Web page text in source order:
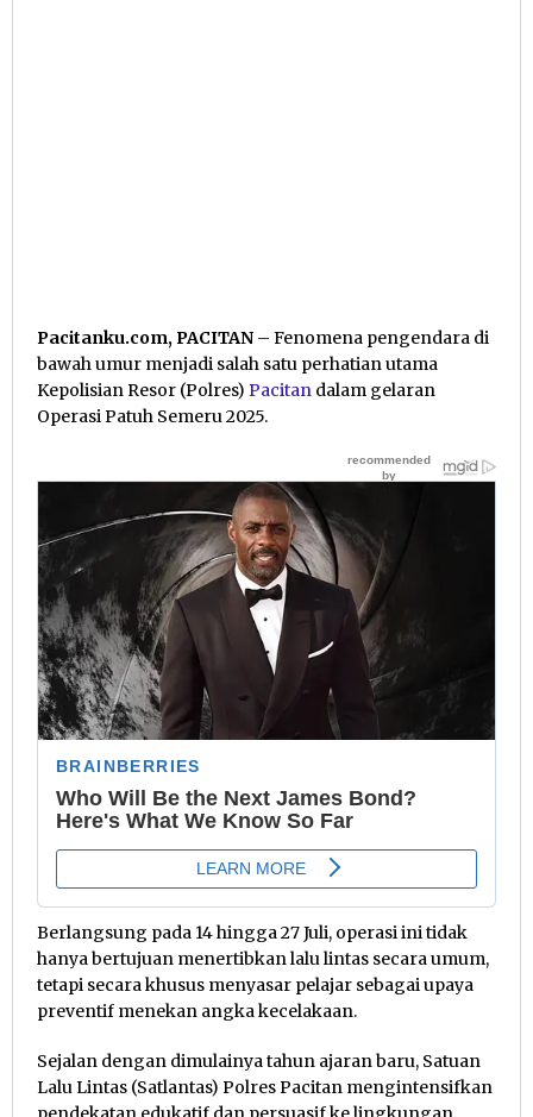
Pacitanku.com, PACITAN – Fenomena pengendara di
bawah umur menjadi salah satu perhatian utama
Kepolisian Resor (Polres) Pacitan dalam gelaran
Operasi Patuh Semeru 2025.
Berlangsung pada 14 hingga 27 Juli, operasi ini tidak
hanya bertujuan menertibkan lalu lintas secara umum,
tetapi secara khusus menyasar pelajar sebagai upaya
preventif menekan angka kecelakaan.
Sejalan dengan dimulainya tahun ajaran baru, Satuan
Lalu Lintas (Satlantas) Polres Pacitan mengintensifkan